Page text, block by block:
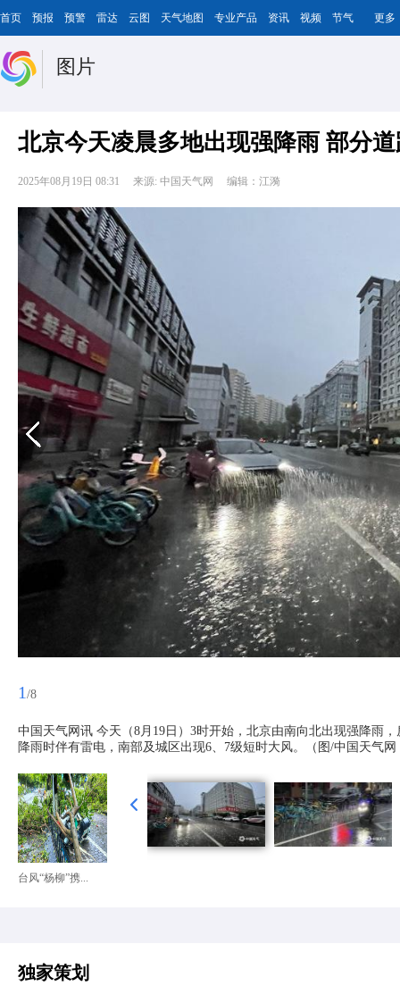
首页 预报 预警 雷达 云图 天气地图 专业产品 资讯 视频 节气 更多
图片
北京今天凌晨多地出现强降雨 部分
2025年08月19日 08:31 来源: 中国天气网 编辑：江漪
1 /8
中国天气网讯 今天（8月19日）3时开始，北京由南向北出现强降雨
降雨时伴有雷电，南部及城区出现6、7级短时大风。（图/中国天气网
台风“杨柳”携...
独家策划